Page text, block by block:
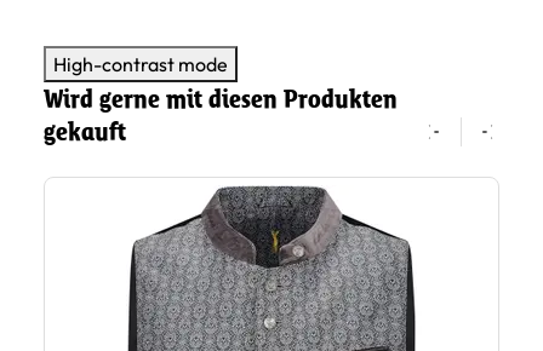
High-contrast mode
Wird gerne mit diesen Produkten
gekauft